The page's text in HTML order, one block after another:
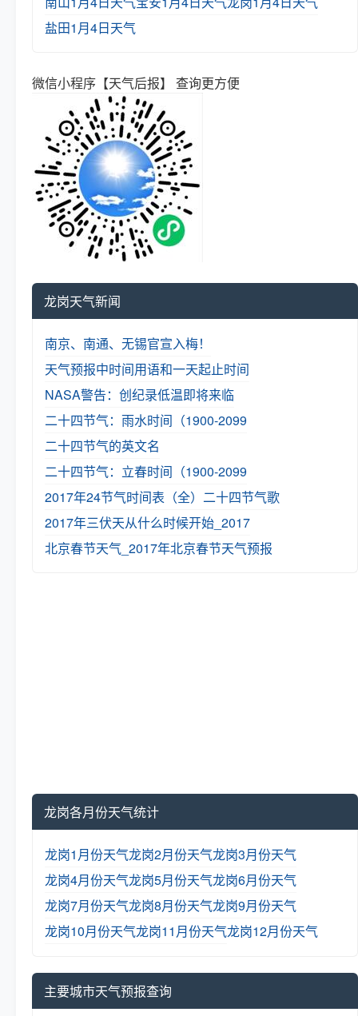
盐田1月4日天气
微信小程序【天气后报】 查询更方便
龙岗天气新闻
南京、南通、无锡官宣入梅！
天气预报中时间用语和一天起止时间
NASA警告：创纪录低温即将来临
二十四节气：雨水时间（1900-2099
二十四节气的英文名
二十四节气：立春时间（1900-2099
2017年24节气时间表（全） 二十四节气歌
2017年三伏天从什么时候开始_2017
北京春节天气_2017年北京春节天气预报
龙岗各月份天气统计
龙岗1月份天气龙岗2月份天气龙岗3月份天气
龙岗4月份天气龙岗5月份天气龙岗6月份天气
龙岗7月份天气龙岗8月份天气龙岗9月份天气
龙岗10月份天气龙岗11月份天气龙岗12月份天气
主要城市天气预报查询